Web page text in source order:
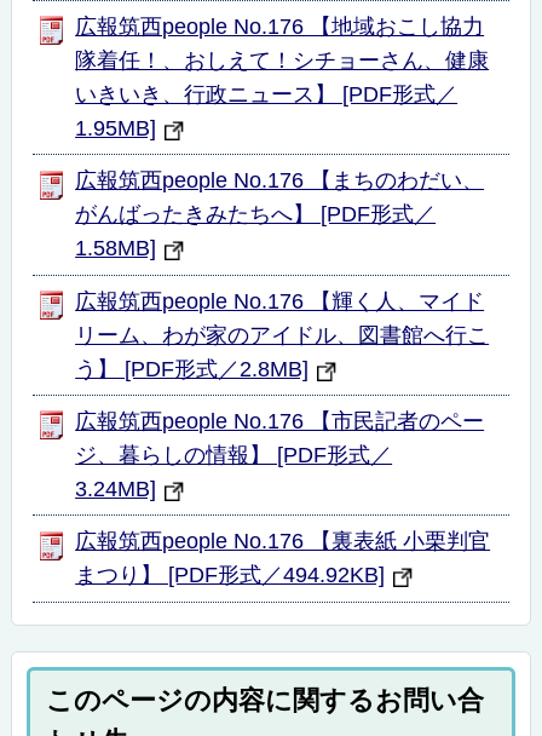
広報筑西people No.176 【地域おこし協力
隊着任！、おしえて！シチョーさん、健康
いきいき、行政ニュース】 [PDF形式／
1.95MB]
広報筑西people No.176 【まちのわだい、
がんばったきみたちへ】 [PDF形式／
1.58MB]
広報筑西people No.176 【輝く人、マイド
リーム、わが家のアイドル、図書館へ行こ
う】 [PDF形式／2.8MB]
広報筑西people No.176 【市民記者のペー
ジ、暮らしの情報】 [PDF形式／
3.24MB]
広報筑西people No.176 【裏表紙 小栗判官
まつり】 [PDF形式／494.92KB]
このページの内容に関するお問い合